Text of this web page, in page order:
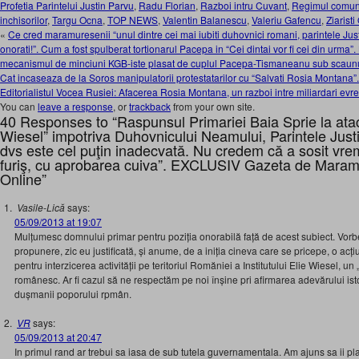
Profetia Parintelui Justin Parvu, Radu Florian, Razboi intru Cuvant, Regimul
inchisorilor, Targu Ocna, TOP NEWS, Valentin Balanescu, Valeriu Gafencu, Ziaristi
« Ce cred maramuresenii “unul dintre cei mai iubiti duhovnici romani, parintele
onorati!”. Cum a fost spulberat tortionarul Pacepa in “Cei dintai vor fi cei din
mecanismul de minciuni KGB-iste plasat de cuplul Pacepa-Tismaneanu sub
Cat incaseaza de la Soros manipulatorii protestatarilor cu “Salvati Rosia
Editorialistul Vocea Rusiei: Afacerea Rosia Montana, un razboi intre miliardari
You can leave a response, ortrackbackfrom your own site.
40 Responses to “Raspunsul Primariei Baia Sprie la
Wiesel” impotriva Duhovnicului Neamului, Parintele
dvs este cel puţin inadecvată. Nu credem că a sosit
furiş, cu aprobarea cuiva”. EXCLUSIV Gazeta de
Online”
Vasile-Licăsays:
05/09/2013 at 19:07
Mulțumesc domnului primar pentru poziția onorabilă față de acest subiect.
propunere, zic eu justificată, și anume, de a iniția cineva care se pricepe, o
pentru interzicerea activității pe teritoriul Romăniei a Institutului Elie Wiesel, un
românesc. Ar fi cazul să ne respectăm pe noi înșine pri afirmarea adevărului
dușmanii poporului rpmân.
VRsays:
05/09/2013 at 20:47
In primul rand ar trebui sa iasa de sub tutela guvernamentala. Am ajuns sa ii